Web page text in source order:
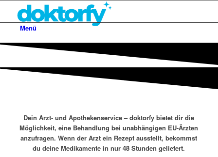
Menü
Dein Arzt- und Apothekenservice – doktorfy bietet dir die
Möglichkeit, eine Behandlung bei unabhängigen EU-Ärzten
anzufragen. Wenn der Arzt ein Rezept ausstellt, bekommst
du deine Medikamente in nur 48 Stunden geliefert.